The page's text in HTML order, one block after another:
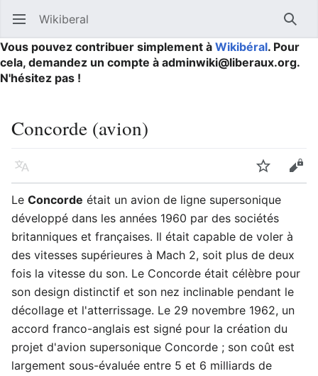
Ouvrir le menu principal Wikiberal
Vous pouvez contribuer simplement à Wikibéral. Pour
cela, demandez un compte à adminwiki@liberaux.org.
N'hésitez pas !
Concorde (avion)
Langue Suivre
Le Concorde était un avion de ligne supersonique
développé dans les années 1960 par des sociétés
britanniques et françaises. Il était capable de voler à
des vitesses supérieures à Mach 2, soit plus de deux
fois la vitesse du son. Le Concorde était célèbre pour
son design distinctif et son nez inclinable pendant le
décollage et l'atterrissage. Le 29 novembre 1962, un
accord franco-anglais est signé pour la création du
projet d'avion supersonique Concorde ; son coût est
largement sous-évaluée entre 5 et 6 milliards de